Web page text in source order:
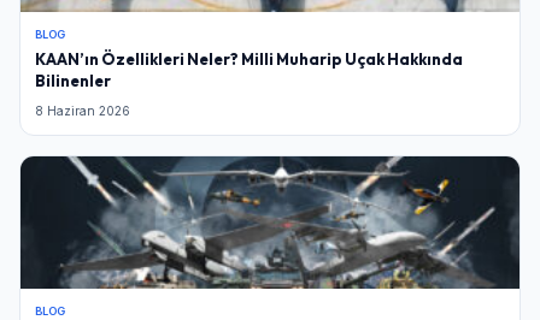
BLOG
KAAN’ın Özellikleri Neler? Milli Muharip Uçak Hakkında
Bilinenler
8 Haziran 2026
BLOG